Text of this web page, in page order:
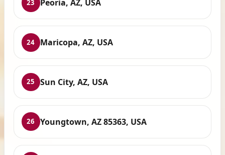
23 Peoria, AZ, USA
24 Maricopa, AZ, USA
25 Sun City, AZ, USA
26 Youngtown, AZ 85363, USA